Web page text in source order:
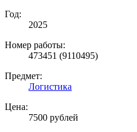
Год:
2025
Номер работы:
473451 (9110495)
Предмет:
Логистика
Цена:
7500 рублей